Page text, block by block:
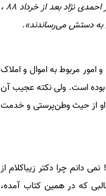
تلاش می‌کردند که اموال‌شان را که از بین نرفته بود بازپس بگیرند و چه کسی قدرتمند‌تر و موثرتر از احمدی نژاد بعد از خرداد 88 ،
به دستش می‌رساندند».
مربوط به اموال و املاک
است. ولی نکته عجیب آن
او از حیث وطن‌پرستی و خدمت
چرا دکتر زیباکلام از
که در همین کتاب آمده،